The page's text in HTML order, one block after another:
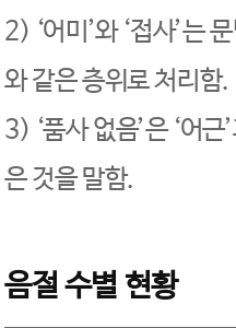
2) ‘어미’와 ‘접사’는
와 같은 층위로 처리함.
3) ‘품사 없음’은 ‘어
은 것을 말함.
음절 수별 현황